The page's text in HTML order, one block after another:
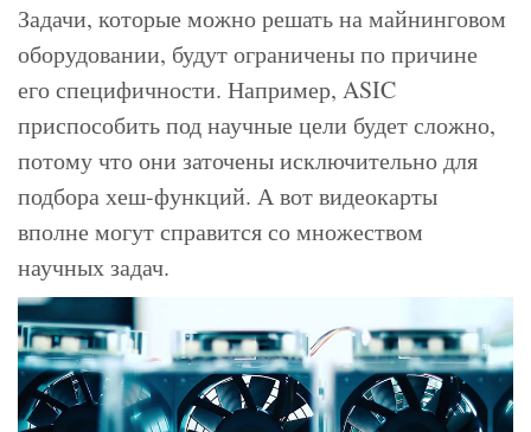
Задачи, которые можно решать на майнинговом
оборудовании, будут ограничены по причине
его специфичности. Например, ASIC
приспособить под научные цели будет сложно,
потому что они заточены исключительно для
подбора хеш-функций. А вот видеокарты
вполне могут справится со множеством
научных задач.